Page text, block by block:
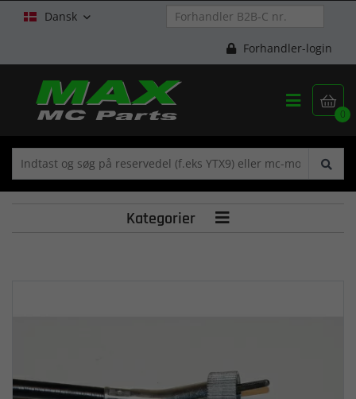
Dansk 
Forhandler-login

0

Kategorier 